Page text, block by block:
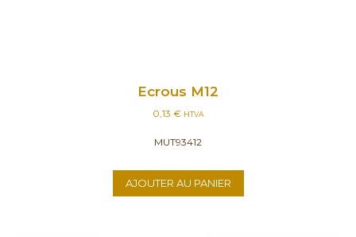
Ecrous M12
0,13 € HTVA
MUT93412
AJOUTER AU PANIER